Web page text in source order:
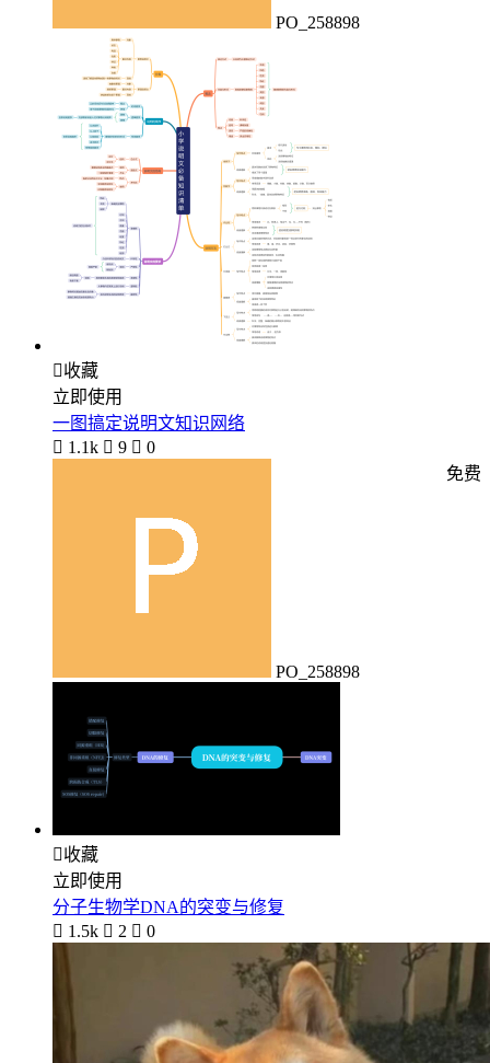
PO_258898
收藏
立即使用
一图搞定说明文知识网络
 1.1k  9  0
PO_258898
免费
收藏
立即使用
分子生物学DNA的突变与修复
 1.5k  2  0